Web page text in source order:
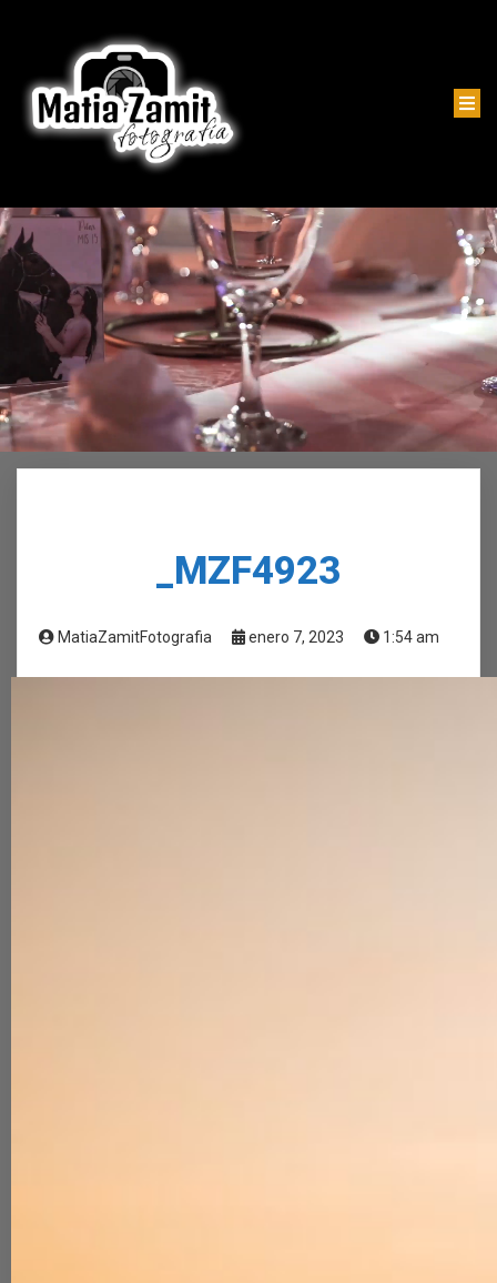
_MZF4923
MatiaZamitFotografia enero 7, 2023 1:54 am